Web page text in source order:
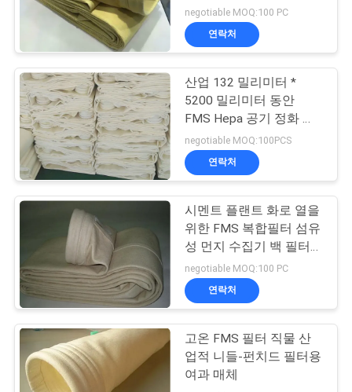
문
의
하
기
회
를
요
청
필터 프레스 액세서
리
산업용 필터 가방
92
44
FMS 고온 필터가방
negotiable MOQ:100 PC
연락처
산업 132 밀리미터 *
5200 밀리미터 동안
FMS Hepa 공기 정화 필
터 주머니 흡진기 에어백
negotiable MOQ:100PCS
연락처
시멘트 플랜트 화로 열을
위한 FMS 복합필터 섬유
성 먼지 수집기 백 필터
천
negotiable MOQ:100 PC
연락처
고온 FMS 필터 직물 산
업적 니들-펀치드 필터용
여과 매체